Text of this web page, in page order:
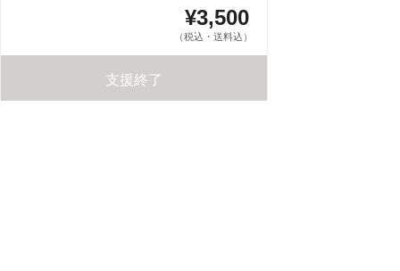
¥3,500
（税込・送料込）
支援終了